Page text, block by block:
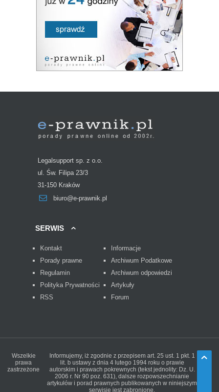
Legalsupport sp. z o.o.
ul. Św. Filipa 23/3
31-150 Kraków
biuro@e-prawnik.pl
SERWIS
Kontakt
Porady prawne
Regulamin
Polityka Prywatności
RSS
Informacje
Archiwum Podatkowe
Archiwum odpowiedzi
Artykuły
Forum
Wszelkie
prawa
zastrzeżone
Informujemy, iż zgodnie z przepisem art. 25 ust. 1 pkt. 1
lit. b ustawy z dnia 4 lutego 1994 roku o prawie
autorskim i prawach pokrewnych (tekst jednolity: Dz. U.
2006 r. Nr 90 poz. 631), dalsze rozpowszechnianie
artykułów i porad prawnych publikowanych w niniejszym
serwisie jest zabronione.